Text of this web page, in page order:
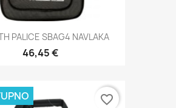
PALICE SBAG4 NAVLAKA
46,45 €
favorite_border